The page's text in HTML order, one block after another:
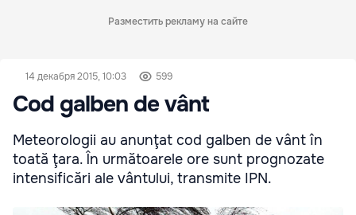
Разместить рекламу на сайте
14 декабря 2015, 10:03 599
Cod galben de vânt
Meteorologii au anunţat cod galben de vânt în
toată ţara. În următoarele ore sunt prognozate
intensificări ale vântului, transmite IPN.